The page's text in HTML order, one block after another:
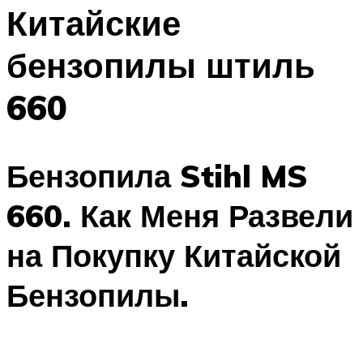
Китайские
бензопилы штиль
660
Бензопила Stihl MS
660. Как Меня Развели
на Покупку Китайской
Бензопилы.